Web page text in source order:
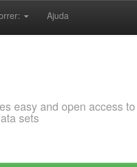
Ajuda
easy and open access
sets